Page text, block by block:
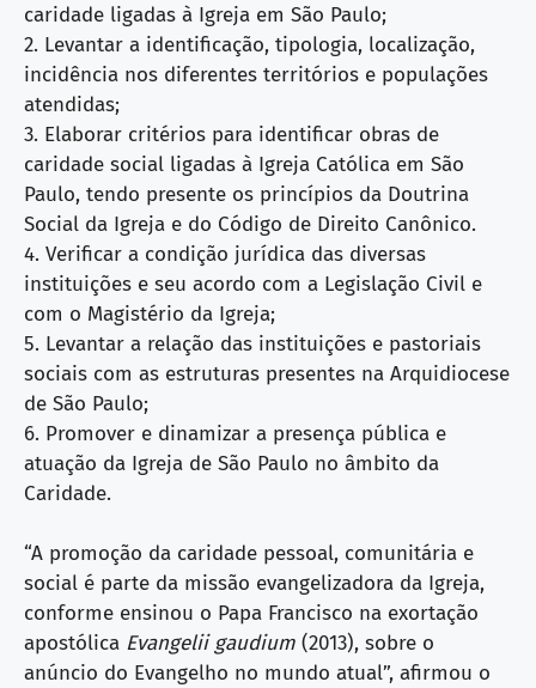
caridade ligadas à Igreja em São Paulo;
2. Levantar a identificação, tipologia, localização,
incidência nos diferentes territórios e populações
atendidas;
3. Elaborar critérios para identificar obras de
caridade social ligadas à Igreja Católica em São
Paulo, tendo presente os princípios da Doutrina
Social da Igreja e do Código de Direito Canônico.
4. Verificar a condição jurídica das diversas
instituições e seu acordo com a Legislação Civil e
com o Magistério da Igreja;
5. Levantar a relação das instituições e pastoriais
sociais com as estruturas presentes na Arquidiocese
de São Paulo;
6. Promover e dinamizar a presença pública e
atuação da Igreja de São Paulo no âmbito da
Caridade.
“A promoção da caridade pessoal, comunitária e
social é parte da missão evangelizadora da Igreja,
conforme ensinou o Papa Francisco na exortação
apostólica Evangelii gaudium (2013), sobre o
anúncio do Evangelho no mundo atual”, afirmou o